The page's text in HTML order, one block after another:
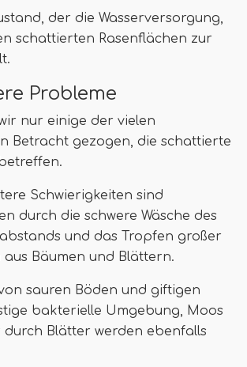
der die Wasserversorgung,
schattierten Rasenflächen zur
Probleme
nur einige der vielen
Betracht gezogen, die schattierte
Schwierigkeiten sind
durch die schwere Wäsche des
und das Tropfen großer
Bäumen und Blättern.
sauren Böden und giftigen
bakterielle Umgebung, Moos
durch Blätter werden ebenfalls